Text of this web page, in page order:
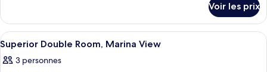
chambre :
Classic
Double
Room
le
type
de
chambre
Classic
Voir les prix
Afficher
toutes
les
Une chambre d’hôtel avec un lit, un
7
Superior Double Room, Marina View
3 personnes